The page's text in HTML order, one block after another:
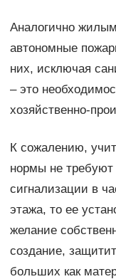
Аналогично
автономные
них, исключая
– это
хозяйственно-
К сожалению,
нормы не требуют
сигнализации в
этажа, то ее
желание
создание,
больших как